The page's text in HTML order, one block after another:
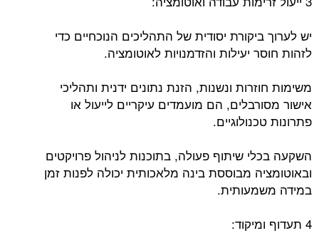
יש לערוך ביקורת יסודית של התהליכים הנוכחיים כדי
לזהות חוסר יעילות והזדמנויות לאוטומציה.
משימות חוזרות ונשנות, הזנת נתונים ידנית ותהליכי
אישור מסורבלים, הם מועמדים עיקריים לייעול או
פתרונות טכנולוגיים.
השקעה בכלי שיתוף פעולה, בתוכנות לניהול פרויקטים
ובאוטומציה מבוססת בינה מלאכותית יכולה לפנות זמן
במידה משמעותית.
4 תעדוף ומיקוד: